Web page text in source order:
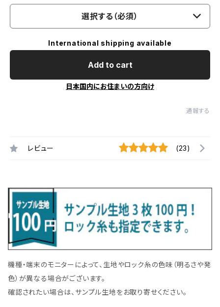
選択する（必須）
International shipping available
Add to cart
日本国内にお住まいの方向け
通報する
レビュー (23)
機種・端末のモニターによって、生地やロック糸の色味（明るさや発
色）が異なる場合がございます。
確認されたい場合は、サンプル生地をお取り寄せください。